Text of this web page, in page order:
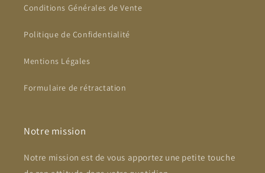
Conditions Générales de Vente
Politique de Confidentialité
Mentions Légales
Formulaire de rétractation
Notre mission
Notre mission est de vous apportez une petite touche